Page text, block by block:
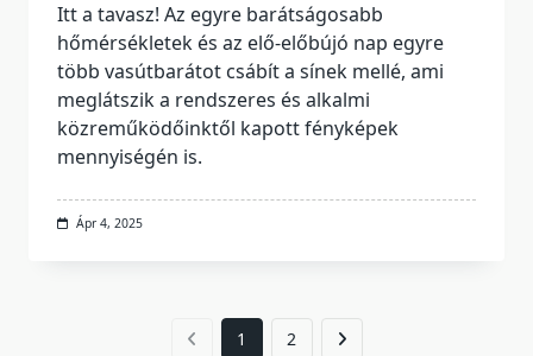
Itt a tavasz! Az egyre barátságosabb
hőmérsékletek és az elő-előbújó nap egyre
több vasútbarátot csábít a sínek mellé, ami
meglátszik a rendszeres és alkalmi
közreműködőinktől kapott fényképek
mennyiségén is.
Ápr 4, 2025
1 2